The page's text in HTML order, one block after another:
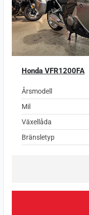
Honda VFR1200FA
Årsmodell
Mil
Växellåda
Bränsletyp